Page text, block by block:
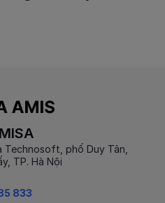
Technosoft, phố Duy Tân,
TP. Hà Nội
833